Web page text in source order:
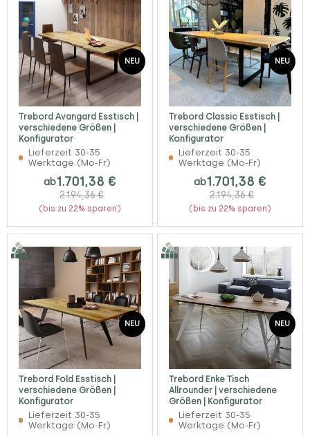
NEU
Trebord Avangard Esstisch |
verschiedene Größen |
Konfigurator
Lieferzeit 30-35
Werktage (Mo-Fr)
ab1.701,38 €
2.194,36 €
(bis zu 22% sparen)
NEU
Trebord Classic Esstisch |
verschiedene Größen |
Konfigurator
Lieferzeit 30-35
Werktage (Mo-Fr)
ab1.701,38 €
2.194,36 €
(bis zu 22% sparen)
NEU
Trebord Fold Esstisch |
verschiedene Größen |
Konfigurator
Lieferzeit 30-35
Werktage (Mo-Fr)
NEU
Trebord Enke Tisch
Allrounder | verschiedene
Größen | Konfigurator
Lieferzeit 30-35
Werktage (Mo-Fr)